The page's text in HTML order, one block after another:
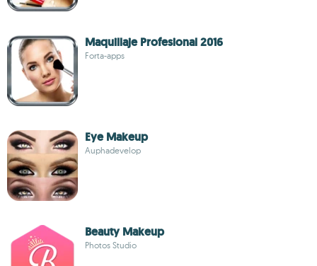
Maquillaje Profesional 2016
Forta-apps
Eye Makeup
Auphadevelop
Beauty Makeup
Photos Studio